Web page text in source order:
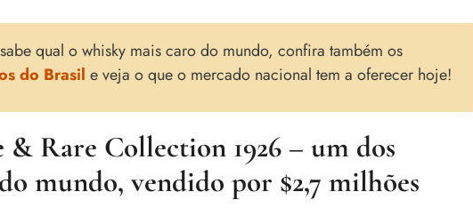
qual o whisky mais caro do mundo, confira também os
do Brasil e veja o que o mercado nacional tem a oferecer hoje!
& Rare Collection 1926 – um dos
mundo, vendido por $2,7 milhões